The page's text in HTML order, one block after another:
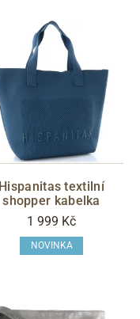
Hispanitas textilní
shopper kabelka
1 999 Kč
NOVINKA